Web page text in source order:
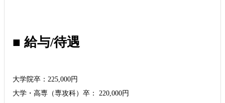
■ 給与/待遇
大学院卒：225,000円
大学・高専（専攻科）卒： 220,000円